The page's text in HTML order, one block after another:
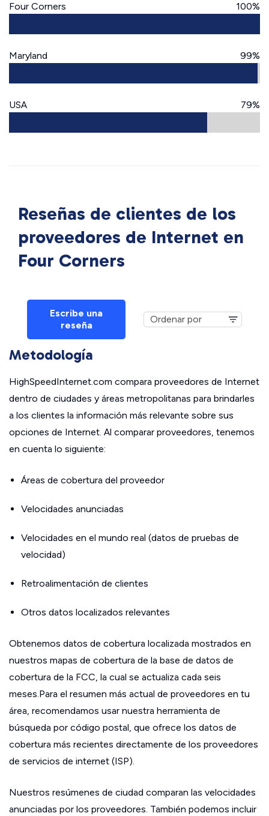
Four Corners 100%
Maryland 99%
USA 79%
Reseñas de clientes de los
proveedores de Internet en
Four Corners
Escribe una
reseña
Metodología
HighSpeedInternet.com compara proveedores de Internet
dentro de ciudades y áreas metropolitanas para brindarles
a los clientes la información más relevante sobre sus
opciones de Internet. Al comparar proveedores, tenemos
en cuenta lo siguiente:
Áreas de cobertura del proveedor
Velocidades anunciadas
Velocidades en el mundo real (datos de pruebas de
velocidad)
Retroalimentación de clientes
Otros datos localizados relevantes
Obtenemos datos de cobertura localizada mostrados en
nuestros mapas de cobertura de la base de datos de
cobertura de la FCC, la cual se actualiza cada seis
meses.Para el resumen más actual de proveedores en tu
área, recomendamos usar nuestra herramienta de
búsqueda por código postal, que ofrece los datos de
cobertura más recientes directamente de los proveedores
de servicios de internet (ISP).
Nuestros resúmenes de ciudad comparan las velocidades
anunciadas por los proveedores. También podemos incluir